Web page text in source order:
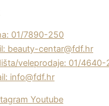
01/7890-250
beauty-centar@fdf.hr
veleprodaje: 01/4640-
info@fdf.hr
Youtube